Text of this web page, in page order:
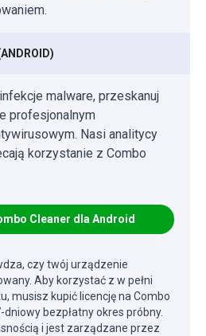
malware, przeskanuj
profesjonalnym
Nasi analitycy
korzystanie z Combo
Cleaner dla Android
czy twój urządzenie
Aby korzystać z w pełni
musisz kupić licencję na Combo
bezpłatny okres próbny.
i jest zarządzane przez